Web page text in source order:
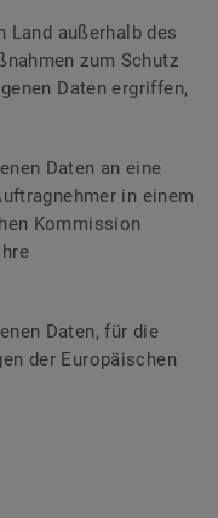
Land außerhalb des
zum Schutz
Daten ergriffen,
Daten an eine
in einem
Kommission
Daten, für die
der Europäischen